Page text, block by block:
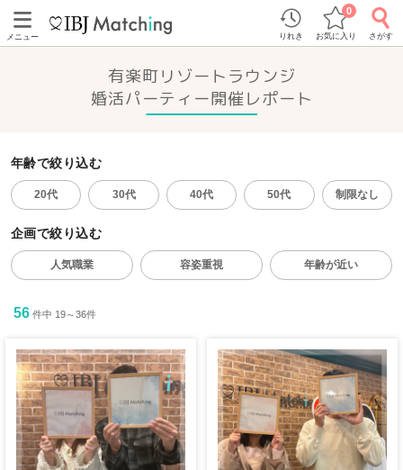
メニュー りれき お気に入り
0
さがす
有楽町リゾートラウンジ
婚活パーティー開催レポート
年齢で絞り込む
20代 30代 40代 50代 制限なし
企画で絞り込む
人気職業 容姿重視 年齢が近い
56 件中 19～36件